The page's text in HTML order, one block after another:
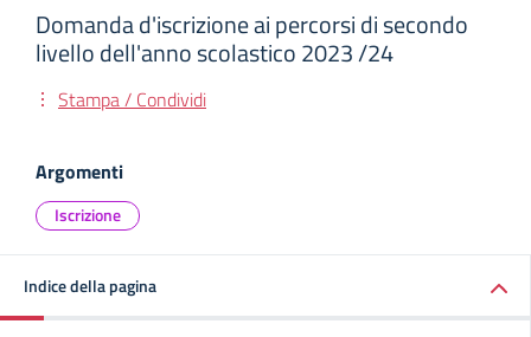
Domanda d'iscrizione ai percorsi di secondo
livello dell'anno scolastico 2023 /24
Stampa / Condividi
Argomenti
Iscrizione
Indice della pagina